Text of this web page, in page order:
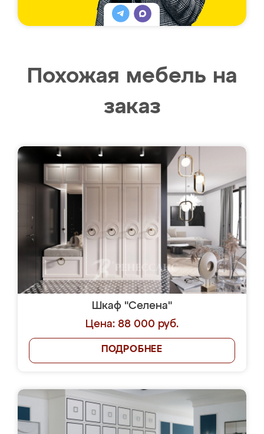
Похожая мебель на
заказ
Шкаф "Селена"
Цена: 88 000 руб.
ПОДРОБНЕЕ